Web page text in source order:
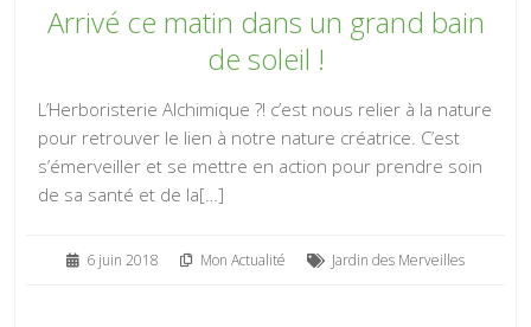
Arrivé ce matin dans un grand bain
de soleil !
L’Herboristerie Alchimique ?! c’est nous relier à la nature
pour retrouver le lien à notre nature créatrice. C’est
s’émerveiller et se mettre en action pour prendre soin
de sa santé et de la[…]
6 juin 2018 Mon Actualité Jardin des Merveilles